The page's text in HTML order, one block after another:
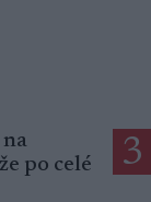
po celé
3